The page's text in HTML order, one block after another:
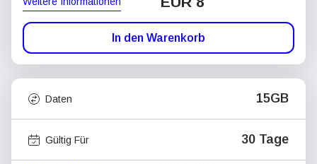
In den Warenkorb
Daten 15GB
Gültig Für 30 Tage